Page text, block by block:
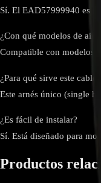
Sí. El EAD57999940 es
¿Con qué modelos de
Compatible con modelos
¿Para qué sirve este cable
Este arnés único (single
¿Es fácil de instalar?
Sí. Está diseñado para
Productos